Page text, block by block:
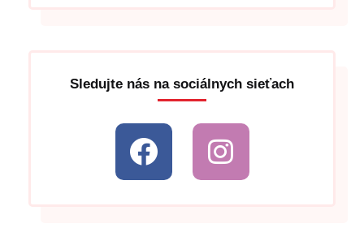
Sledujte nás na sociálnych sieťach